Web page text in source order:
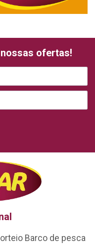
ofertas!
Barco de pesca